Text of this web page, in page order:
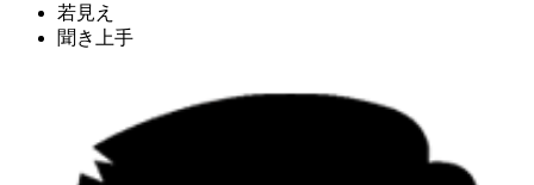
若見え
聞き上手